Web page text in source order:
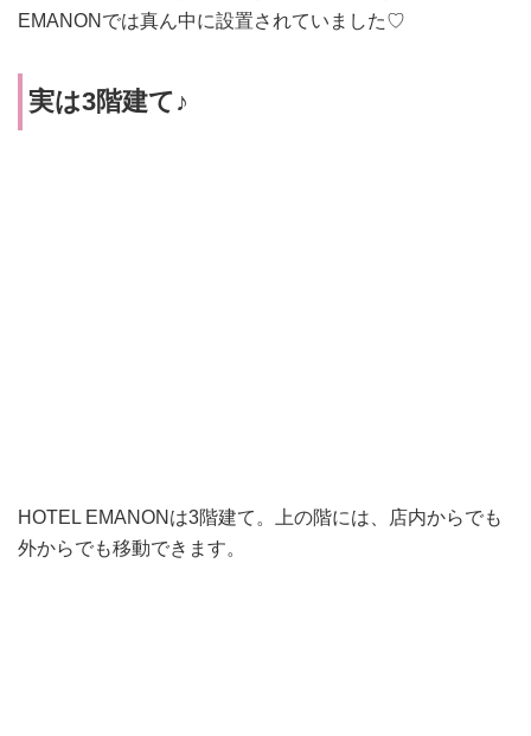
EMANONでは真ん中に設置されていました♡
実は3階建て♪
HOTEL EMANONは3階建て。上の階には、店内からでも
外からでも移動できます。